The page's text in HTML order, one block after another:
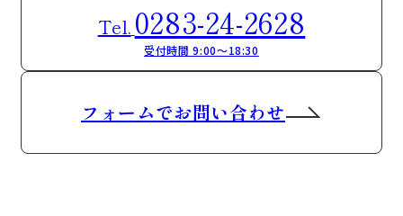
Tel. 0283-24-2628
受付時間 9:00～18:30
フォームでお問い合わせ